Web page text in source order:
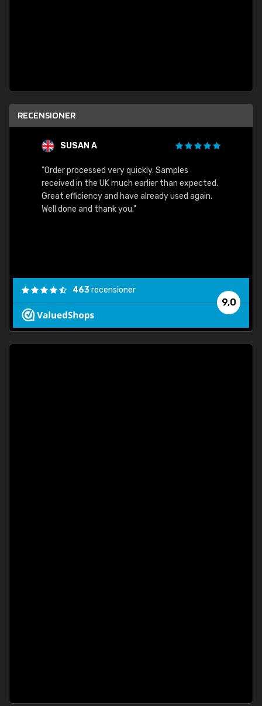
RECENSIONER
SUSAN A
"Order processed very quickly. Samples
received in the UK much earlier than expected.
Great efficiency and have already used again.
Well done and thank you."
9,0
463recensioner